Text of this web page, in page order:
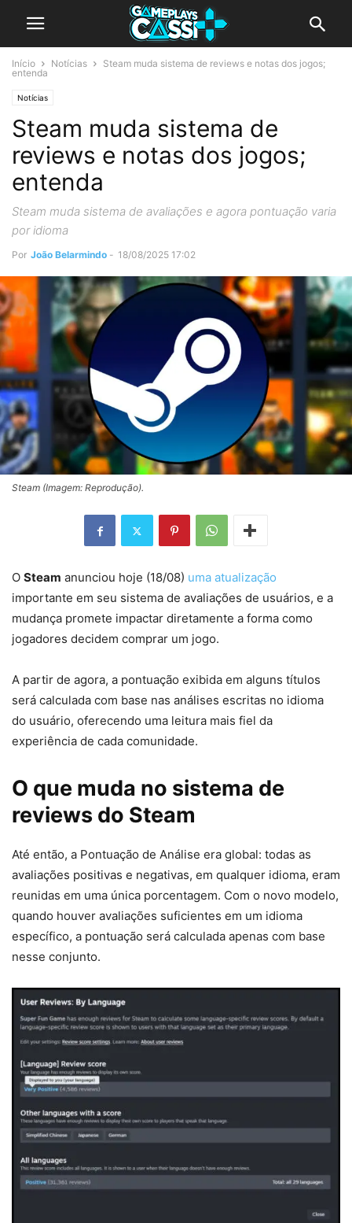
Início Notícias
Steam muda sistema de reviews e notas dos jogos;
entenda
Notícias
Steam muda sistema de
reviews e notas dos jogos;
entenda
Steam muda sistema de avaliações e agora pontuação varia
por idioma
Por João Belarmindo - 18/08/2025 17:02
Steam (Imagem: Reprodução).
O Steam anunciou hoje (18/08) uma atualização
importante em seu sistema de avaliações de usuários, e a
mudança promete impactar diretamente a forma como
jogadores decidem comprar um jogo.
A partir de agora, a pontuação exibida em alguns títulos
será calculada com base nas análises escritas no idioma
do usuário, oferecendo uma leitura mais fiel da
experiência de cada comunidade.
O que muda no sistema de
reviews do Steam
Até então, a Pontuação de Análise era global: todas as
avaliações positivas e negativas, em qualquer idioma, eram
reunidas em uma única porcentagem. Com o novo modelo,
quando houver avaliações suficientes em um idioma
específico, a pontuação será calculada apenas com base
nesse conjunto.